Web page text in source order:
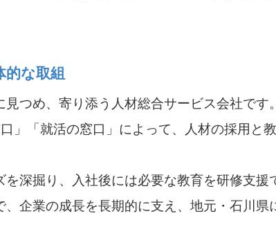
な取組
つめ、寄り添う人材総合サービス会社です。
」「就活の窓口」によって、人材の採用と
深掘り、入社後には必要な教育を研修支援
企業の成長を長期的に支え、地元・石川県